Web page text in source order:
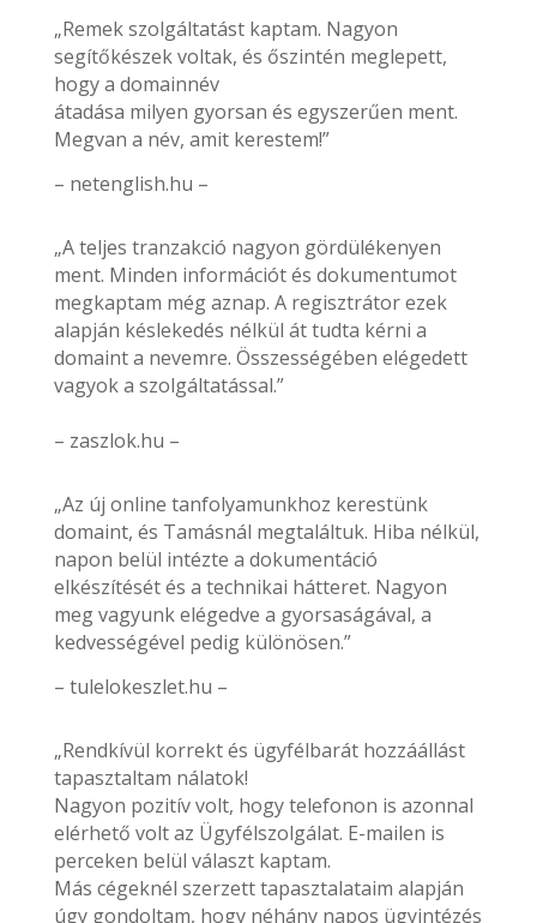
„Remek szolgáltatást kaptam. Nagyon
segítőkészek voltak, és őszintén meglepett,
hogy a domainnév
átadása milyen gyorsan és egyszerűen ment.
Megvan a név, amit kerestem!”
– netenglish.hu –
„A teljes tranzakció nagyon gördülékenyen
ment. Minden információt és dokumentumot
megkaptam még aznap. A regisztrátor ezek
alapján késlekedés nélkül át tudta kérni a
domaint a nevemre. Összességében elégedett
vagyok a szolgáltatással.”
– zaszlok.hu –
„Az új online tanfolyamunkhoz kerestünk
domaint, és Tamásnál megtaláltuk. Hiba nélkül,
napon belül intézte a dokumentáció
elkészítését és a technikai hátteret. Nagyon
meg vagyunk elégedve a gyorsaságával, a
kedvességével pedig különösen.”
– tulelokeszlet.hu –
„Rendkívül korrekt és ügyfélbarát hozzáállást
tapasztaltam nálatok!
Nagyon pozitív volt, hogy telefonon is azonnal
elérhető volt az Ügyfélszolgálat. E-mailen is
perceken belül választ kaptam.
Más cégeknél szerzett tapasztalataim alapján
úgy gondoltam, hogy néhány napos ügyintézés